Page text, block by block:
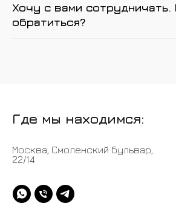
Хочу с вами сотрудничать.
обратиться?
Где мы находимся:
Москва, Смоленский бульвар,
22/14